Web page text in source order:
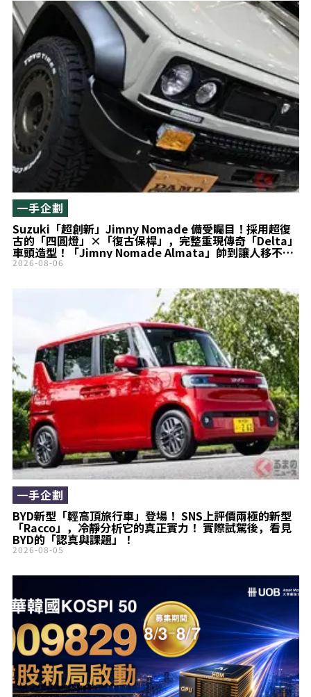
Suzuki「超創新」Jimny Nomade 備受矚目！採用超復
古的「四圓燈」×「復古保桿」，完整重現傳奇「Delta」
車頭造型！「Jimny Nomade Almata」帥到讓人移不開
目光！
一手企劃
2026-08-06
BYD新型「輕高頂旅行車」登場！ SNS上評價兩極的新型
「Racco」，冷靜分析它的真正實力！ 實際試駕後，看見
BYD的「認真與課題」！
一手企劃
2026-08-05